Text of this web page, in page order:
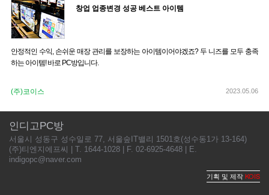
창업 업종변경 성공 베스트 아이템
안정적인 수익, 손쉬운 매장 관리를 보장하는 아이템이어야겠죠? 두 니즈를 모두 충족
하는 아이템! 바로 PC방입니다.
(주)코이스 2023.05.06
인디고PC방
서울시 성동구 성수일로 77, 서울숲IT밸리 1501호(성수동1가 13-164)
(주)티엔지에프씨 | T. 1644-1028 | F. 02-6925-4648 | E.
indigopc@naver.com
기획 및 제작 KOIS